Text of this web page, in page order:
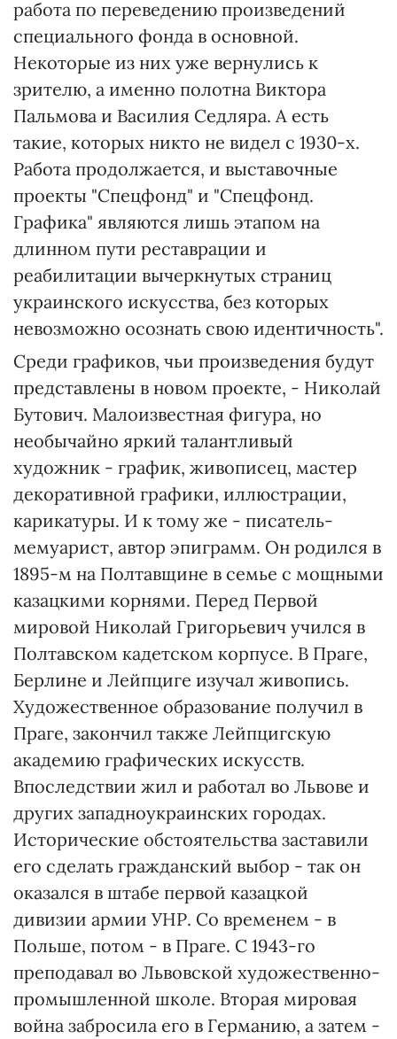
работа по переведению произведений
специального фонда в основной.
Некоторые из них уже вернулись к
зрителю, а именно полотна Виктора
Пальмова и Василия Седляра. А есть
такие, которых никто не видел с 1930-х.
Работа продолжается, и выставочные
проекты "Спецфонд" и "Спецфонд.
Графика" являются лишь этапом на
длинном пути реставрации и
реабилитации вычеркнутых страниц
украинского искусства, без которых
невозможно осознать свою идентичность".
Среди графиков, чьи произведения будут
представлены в новом проекте, - Николай
Бутович. Малоизвестная фигура, но
необычайно яркий талантливый
художник - график, живописец, мастер
декоративной графики, иллюстрации,
карикатуры. И к тому же - писатель-
мемуарист, автор эпиграмм. Он родился в
1895-м на Полтавщине в семье с мощными
казацкими корнями. Перед Первой
мировой Николай Григорьевич учился в
Полтавском кадетском корпусе. В Праге,
Берлине и Лейпциге изучал живопись.
Художественное образование получил в
Праге, закончил также Лейпцигскую
академию графических искусств.
Впоследствии жил и работал во Львове и
других западноукраинских городах.
Исторические обстоятельства заставили
его сделать гражданский выбор - так он
оказался в штабе первой казацкой
дивизии армии УНР. Со временем - в
Польше, потом - в Праге. С 1943-го
преподавал во Львовской художественно-
промышленной школе. Вторая мировая
война забросила его в Германию, а затем -